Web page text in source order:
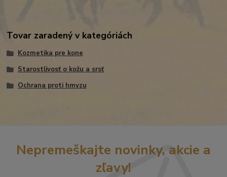
Tovar zaradený v kategóriách
Kozmetika pre kone
Starostlivosť o kožu a srsť
Ochrana proti hmyzu
Nepremeškajte novinky, akcie a
zľavy!